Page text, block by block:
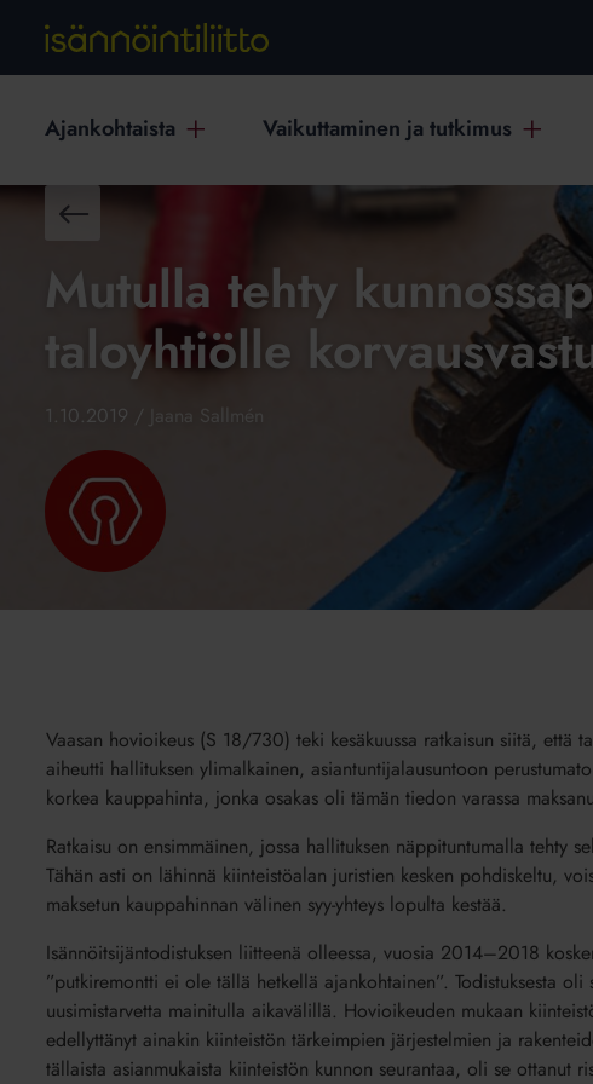
Ajankohtaista Vaikuttaminen ja tutkimus
Takaisin
Mutulla tehty
taloyhtiölle
1.10.2019 / Jaana Sallmén
Vaasan hovioikeus (S 18/730) teki kesäkuussa ratkaisun siitä, että
aiheutti hallituksen ylimalkainen, asiantuntijalausuntoon
korkea kauppahinta, jonka osakas oli tämän tiedon varassa
Ratkaisu on ensimmäinen, jossa hallituksen näppituntumalla tehty
Tähän asti on lähinnä kiinteistöalan juristien kesken pohdiskeltu,
maksetun kauppahinnan välinen syy-yhteys lopulta kestää.
Isännöitsijäntodistuksen liitteenä olleessa, vuosia 2014–2018
”putkiremontti ei ole tällä hetkellä ajankohtainen”. Todistuksesta
uusimistarvetta mainitulla aikavälillä. Hovioikeuden mukaan
edellyttänyt ainakin kiinteistön tärkeimpien järjestelmien ja
tällaista asianmukaista kiinteistön kunnon seurantaa, oli se ottanut